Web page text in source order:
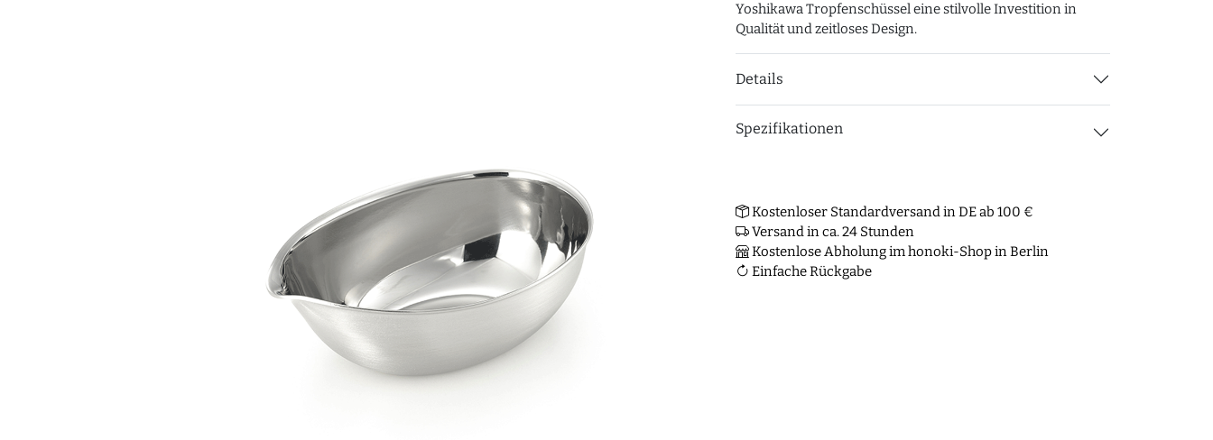
Yoshikawa Tropfenschüssel eine stilvolle Investition in
Qualität und zeitloses Design.
Details
Spezifikationen
Kostenloser Standardversand in DE ab 100 €
Versand in ca. 24 Stunden
Kostenlose Abholung im honoki-Shop in Berlin
Einfache Rückgabe